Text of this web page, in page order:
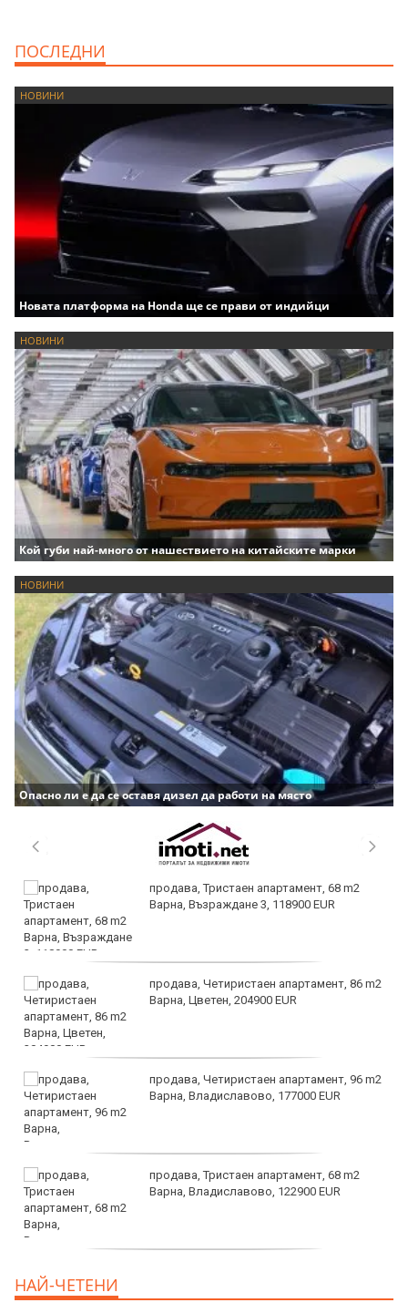
ПОСЛЕДНИ
НОВИНИ
Новата платформа на Honda ще се прави от индийци
НОВИНИ
Кой губи най-много от нашествието на китайските марки
НОВИНИ
Опасно ли е да се оставя дизел да работи на място
продава, Тристаен апартамент, 68 m2
Варна, Възраждане 3, 118900 EUR
продава, Четиристаен апартамент, 86 m2
Варна, Цветен, 204900 EUR
продава, Четиристаен апартамент, 96 m2
Варна, Владиславово, 177000 EUR
продава, Тристаен апартамент, 68 m2
Варна, Владиславово, 122900 EUR
НАЙ-ЧЕТЕНИ